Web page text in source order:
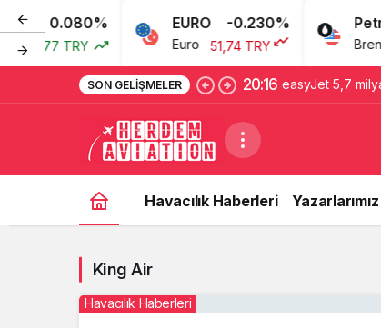
0.080%
43,77 TRY
EURO -0.230%
Euro 51,74 TRY
Petrol
Brent
SON GELIŞMELER 20:16 easyJet 5,7
Havacılık Haberleri Yazarlarımız
King Air
Havacılık Haberleri